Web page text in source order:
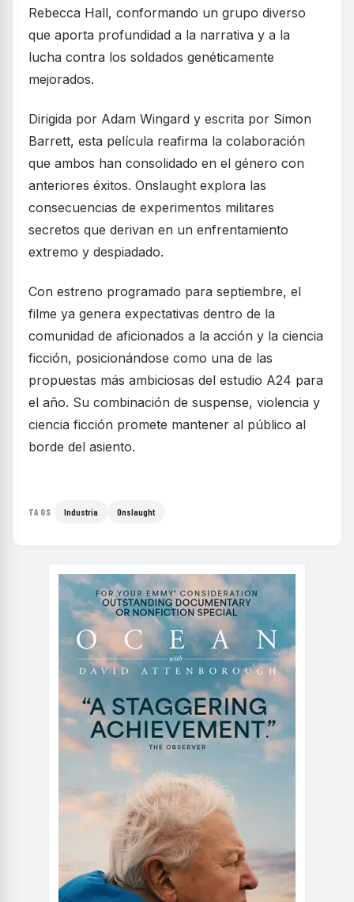
Rebecca Hall, conformando un grupo diverso
que aporta profundidad a la narrativa y a la
lucha contra los soldados genéticamente
mejorados.
Dirigida por Adam Wingard y escrita por Simon
Barrett, esta película reafirma la colaboración
que ambos han consolidado en el género con
anteriores éxitos. Onslaught explora las
consecuencias de experimentos militares
secretos que derivan en un enfrentamiento
extremo y despiadado.
Con estreno programado para septiembre, el
filme ya genera expectativas dentro de la
comunidad de aficionados a la acción y la ciencia
ficción, posicionándose como una de las
propuestas más ambiciosas del estudio A24 para
el año. Su combinación de suspense, violencia y
ciencia ficción promete mantener al público al
borde del asiento.
TAGS Industria Onslaught